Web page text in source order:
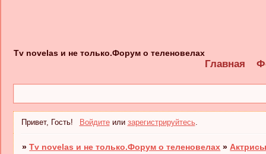
Tv novelas и не только.Форум о теленовелах
Главная
Привет, Гость! Войдитеили зарегистрируйтесь.
»Tv novelas и не только.Форум о теленовелах »